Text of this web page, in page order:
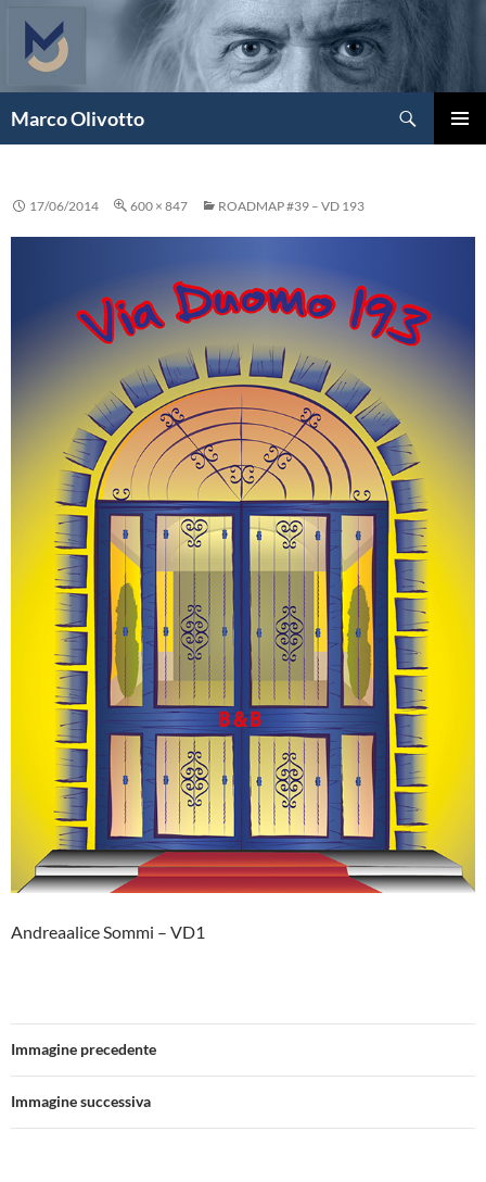
contenuto
Marco Olivotto
17/06/2014 600 × 847 ROADMAP #39 – VD 193
Andreaalice Sommi – VD1
Immagine precedente
Immagine successiva